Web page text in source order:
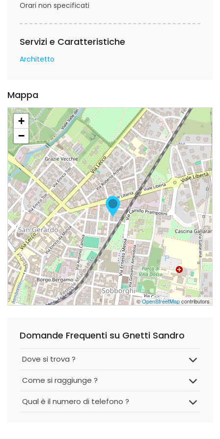
Orari non specificati
Servizi e Caratteristiche
Architetto
Mappa
+
−
©OpenStreetMapcontributors
Domande Frequenti su Gnetti Sandro
Dove si trova ?
Come si raggiunge ?
Qual è il numero di telefono ?